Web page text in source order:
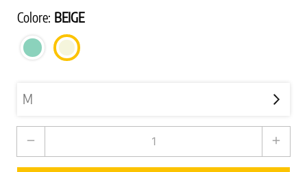
Colore: BEIGE
VERDE
ACQUA
BEIGE
remove add